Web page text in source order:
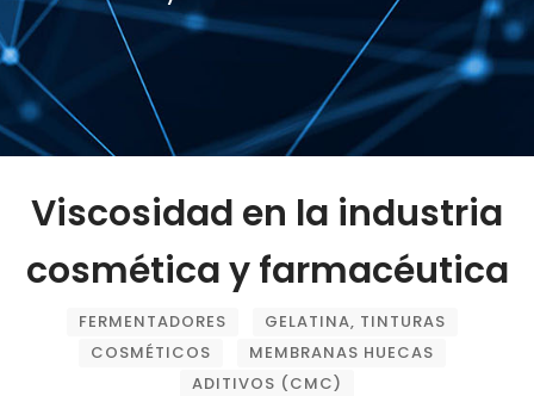
Viscosidad en la industria
cosmética y farmacéutica
FERMENTADORES
GELATINA, TINTURAS
COSMÉTICOS
MEMBRANAS HUECAS
ADITIVOS (CMC)